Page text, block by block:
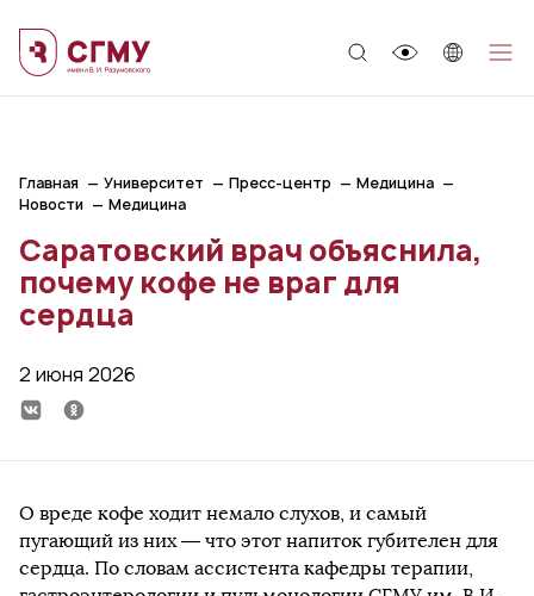
Главная Университет Пресс-центр
Медицина
Новости
Медицина
Саратовский врач объяснила,
почему кофе не враг для
сердца
2 июня 2026
О вреде кофе ходит немало слухов, и самый
пугающий из них — что этот напиток губителен для
сердца. По словам ассистента кафедры терапии,